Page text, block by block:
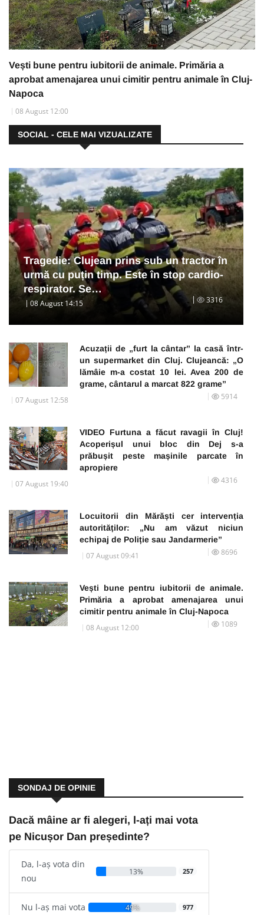
Vești bune pentru iubitorii de animale. Primăria a
aprobat amenajarea unui cimitir pentru animale în Cluj-
Napoca
08 August 12:00
SOCIAL - CELE MAI VIZUALIZATE
Tragedie: Clujean prins sub un tractor în
urmă cu puțin timp. Este în stop cardio-
respirator. Se…
08 August 14:15 3316
Acuzații de „furt la cântar” la casă într-
un supermarket din Cluj. Clujeancă: „O
lămâie m-a costat 10 lei. Avea 200 de
grame, cântarul a marcat 822 grame”
07 August 12:58 5914
VIDEO Furtuna a făcut ravagii în Cluj!
Acoperișul unui bloc din Dej s-a
prăbușit peste mașinile parcate în
apropiere
07 August 19:40 4316
Locuitorii din Mărăști cer intervenția
autorităților: „Nu am văzut niciun
echipaj de Poliție sau Jandarmerie”
07 August 09:41 8696
Vești bune pentru iubitorii de animale.
Primăria a aprobat amenajarea unui
cimitir pentru animale în Cluj-Napoca
08 August 12:00 1089
SONDAJ DE OPINIE
Dacă mâine ar fi alegeri, l-ați mai vota
pe Nicușor Dan președinte?
Da, l-aș vota din
nou
13% 257
Nu l-aș mai vota 49% 977